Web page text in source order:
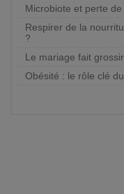
Microbiote et perte
Respirer de la
?
Le mariage fait
Obésité : le rôle clé